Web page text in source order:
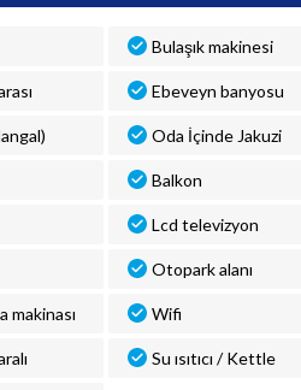
Bulaşık makinesi
Ebeveyn banyosu
Oda İçinde Jakuzi
Balkon
Lcd televizyon
Otopark alanı
makinası Wifi
Su ısıtıcı / Kettle